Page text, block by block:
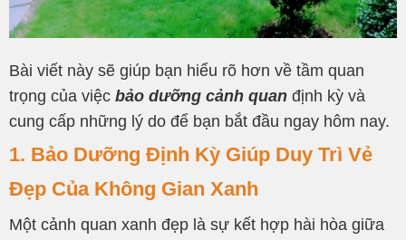
Bài viết này sẽ giúp bạn hiểu rõ hơn về tầm quan
trọng của việc bảo dưỡng cảnh quan định kỳ và
cung cấp những lý do để bạn bắt đầu ngay hôm nay.
1. Bảo Dưỡng Định Kỳ Giúp Duy Trì Vẻ
Đẹp Của Không Gian Xanh
Một cảnh quan xanh đẹp là sự kết hợp hài hòa giữa